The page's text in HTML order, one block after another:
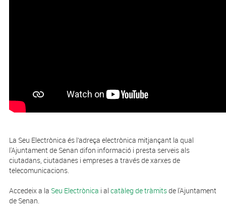
La Seu Electrònica és l’adreça electrònica mitjançant la qual
l'Ajuntament de Senan difon informació i presta serveis als
ciutadans, ciutadanes i empreses a través de xarxes de
telecomunicacions.
Accedeix a la Seu Electrònica i al catàleg de tràmitsde l'Ajuntament
de Senan.